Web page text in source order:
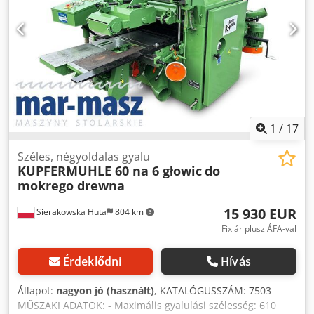
1 / 17
Sierakowska Huta 804 km
Széles, négyoldalas gyalu
KUPFERMUHLE 60 na 6 głowicdo
mokrego drewna
15 930 EUR
Fix ár plusz ÁFA-val
Érdeklődni Hívás
Állapot: nagyon jó (használt), KATALÓGUSSZÁM: 7503
MŰSZAKI ADATOK: - Maximális gyalulási szélesség: 610